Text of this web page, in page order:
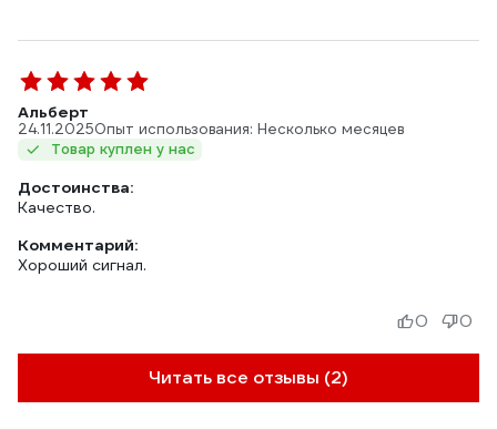
Альберт
24.11.2025Опыт использования: Несколько месяцев
Товар куплен у нас
Достоинства:
Качество.
Комментарий:
Хороший сигнал.
Читать все отзывы (2)
0 0